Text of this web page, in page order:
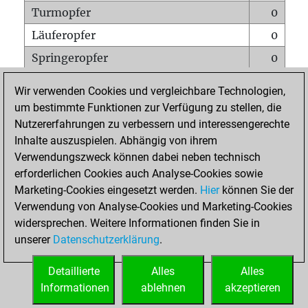
Turmopfer
0
Läuferopfer
0
Springeropfer
0
Matt auf vollem Brett
0
Bauer setzt Matt
0
Erstickte Matts
Unterverwandlungen
Türme auf der siebten
0
STARTSEITE
Wir verwenden Cookies und vergleichbare Technologien,
um bestimmte Funktionen zur Verfügung zu stellen, die
Nutzererfahrungen zu verbessern und interessengerechte
Inhalte auszuspielen. Abhängig von ihrem
Verwendungszweck können dabei neben technisch
erforderlichen Cookies auch Analyse-Cookies sowie
Marketing-Cookies eingesetzt werden. Hierkönnen Sie der
Verwendung von Analyse-Cookies und Marketing-Cookies
widersprechen. Weitere Informationen finden Sie in
unserer Datenschutzerklärung.
Alles
akzeptieren
Alles
ablehnen
Detaillierte
Informationen